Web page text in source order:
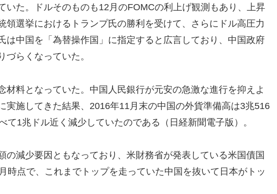
いた。ドルそのものも12月のFOMCの利上げ観測もあり、上昇
領選挙におけるトランプ氏の勝利を受けて、さらにドル高圧力
は中国を「為替操作国」に指定すると広言しており、中国政府
づらくなっていた。
材料となっていた。中国人民銀行が元安の急激な進行を抑えよ
実施してきた結果、2016年11月末の中国の外貨準備高は3兆516
て1兆ドル近く減少していたのである（日経新聞電子版）。
の減少要因ともなっており、米財務省が発表している米国債国
時点で、これまでトップを走っていた中国を抜いて日本がトッ